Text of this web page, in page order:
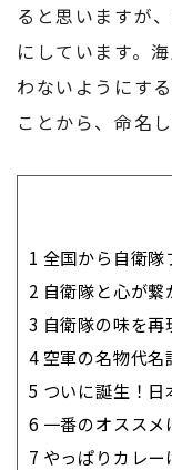
ると思いますが
にしています。
わないようにす
ことから、命名し
1 全国から自衛隊
2 自衛隊と心が
3 自衛隊の味を
4空軍の名物代名
5 ついに誕生！
6 一番のオスス
7 やっぱりカレー